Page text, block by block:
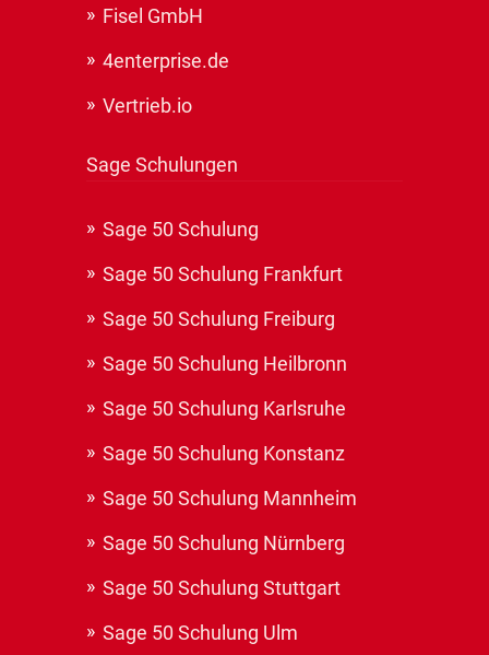
Fisel GmbH
4enterprise.de
Vertrieb.io
Sage Schulungen
Sage 50 Schulung
Sage 50 Schulung Frankfurt
Sage 50 Schulung Freiburg
Sage 50 Schulung Heilbronn
Sage 50 Schulung Karlsruhe
Sage 50 Schulung Konstanz
Sage 50 Schulung Mannheim
Sage 50 Schulung Nürnberg
Sage 50 Schulung Stuttgart
Sage 50 Schulung Ulm